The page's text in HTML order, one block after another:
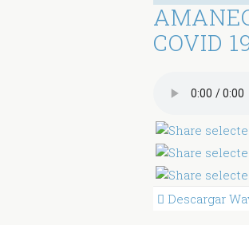
COVID
Descargar